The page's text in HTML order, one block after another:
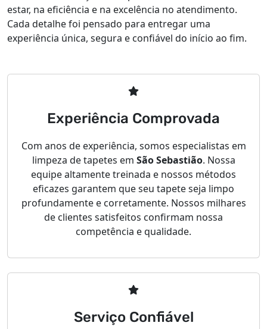
estar, na eficiência e na excelência no atendimento.
Cada detalhe foi pensado para entregar uma
experiência única, segura e confiável do início ao fim.
Experiência Comprovada
Com anos de experiência, somos especialistas em
limpeza de tapetes em São Sebastião. Nossa
equipe altamente treinada e nossos métodos
eficazes garantem que seu tapete seja limpo
profundamente e corretamente. Nossos milhares
de clientes satisfeitos confirmam nossa
competência e qualidade.
Serviço Confiável